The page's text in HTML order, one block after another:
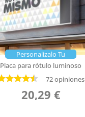
Personalizalo Tu
Placa para rótulo luminoso
72 opiniones
20,29 €